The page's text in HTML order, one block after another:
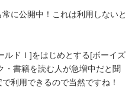
に公開中！これは利用しないと
ルドＩ]をはじめとする[ボーイズ
・書籍を読む人が急増中だと聞
利用できるので当然ですね！